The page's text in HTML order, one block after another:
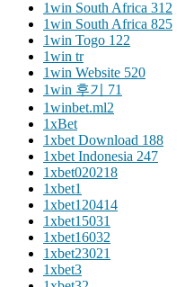
1win South Africa 312
1win South Africa 825
1win Togo 122
1win tr
1win Website 520
1win 후기 71
1winbet.ml2
1xBet
1xbet Download 188
1xbet Indonesia 247
1xbet020218
1xbet1
1xbet120414
1xbet15031
1xbet16032
1xbet23021
1xbet3